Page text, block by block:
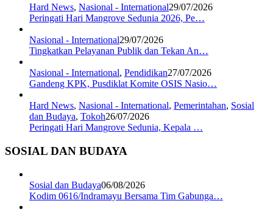
Hard News, Nasional - International29/07/2026
Peringati Hari Mangrove Sedunia 2026, Pe…
Nasional - International29/07/2026
Tingkatkan Pelayanan Publik dan Tekan An…
Nasional - International, Pendidikan27/07/2026
Gandeng KPK, Pusdiklat Komite OSIS Nasio…
Hard News, Nasional - International, Pemerintahan, Sosial
dan Budaya, Tokoh26/07/2026
Peringati Hari Mangrove Sedunia, Kepala …
SOSIAL DAN BUDAYA
Sosial dan Budaya06/08/2026
Kodim 0616/Indramayu Bersama Tim Gabunga…